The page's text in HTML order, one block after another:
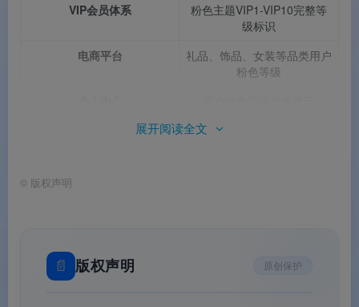
VIP会员体系
粉色主题VIP1-VIP10完整等
级标识
电商平台
礼品、饰品、女装等品类用户
粉色等级
评论区/社交区
用户昵称旁粉色等级展示
展开阅读全文
© 版权声明
📄 版权声明 原创保护